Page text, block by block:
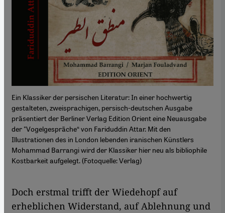
Ein Klassiker der persischen Literatur: In einer hochwertig
gestalteten, zweisprachigen, persisch-deutschen Ausgabe
präsentiert der Berliner Verlag Edition Orient eine Neuausgabe
der "Vogelgespräche“ von Fariduddin Attar. Mit den
Illustrationen des in London lebenden iranischen Künstlers
Mohammad Barrangi wird der Klassiker hier neu als bibliophile
Kostbarkeit aufgelegt. (Fotoquelle: Verlag)
Doch erstmal trifft der Wiedehopf auf
erheblichen Widerstand, auf Ablehnung und